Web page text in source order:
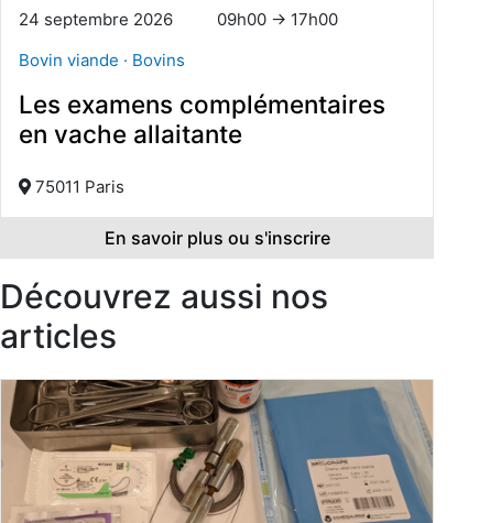
24 septembre 2026
09h00 → 17h00
Bovin viande · Bovins
Les examens complémentaires
en vache allaitante
75011 Paris
En savoir plus ou s'inscrire
Découvrez aussi nos
articles